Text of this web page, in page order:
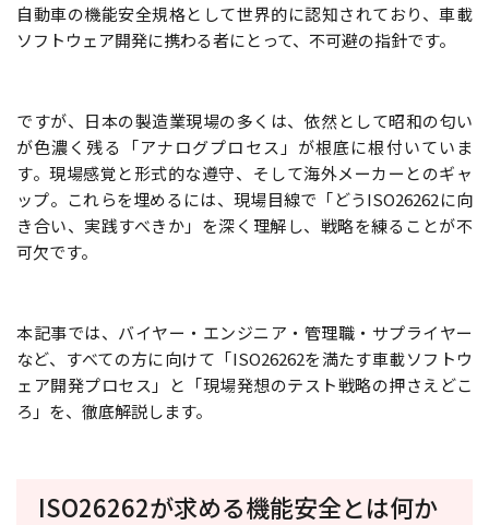
自動車の機能安全規格として世界的に認知されており、車載
ソフトウェア開発に携わる者にとって、不可避の指針です。
ですが、日本の製造業現場の多くは、依然として昭和の匂い
が色濃く残る「アナログプロセス」が根底に根付いていま
す。現場感覚と形式的な遵守、そして海外メーカーとのギャ
ップ。これらを埋めるには、現場目線で「どうISO26262に向
き合い、実践すべきか」を深く理解し、戦略を練ることが不
可欠です。
本記事では、バイヤー・エンジニア・管理職・サプライヤー
など、すべての方に向けて「ISO26262を満たす車載ソフトウ
ェア開発プロセス」と「現場発想のテスト戦略の押さえどこ
ろ」を、徹底解説します。
ISO26262が求める機能安全とは何か